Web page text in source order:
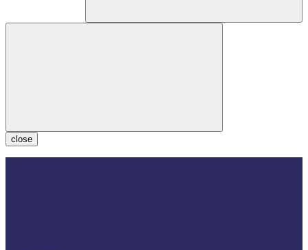
close